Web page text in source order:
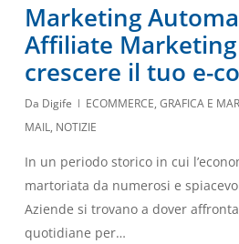
Marketing
Affiliate Marketing
crescere il tuo e-
Da Digife ECOMMERCE, GRAFICA E
MAIL, NOTIZIE
In un periodo storico in cui
martoriata da numerosi e
Aziende si trovano a dover
quotidiane per…